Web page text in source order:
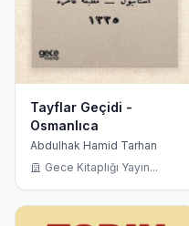
Tayflar Geçidi -
Osmanlıca
Abdulhak Hamid Tarhan
Gece Kitaplığı Yayın...